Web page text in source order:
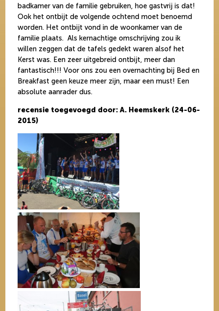
badkamer van de familie gebruiken, hoe gastvrij is dat!
Ook het ontbijt de volgende ochtend moet benoemd
worden. Het ontbijt vond in de woonkamer van de
familie plaats. Als kernachtige omschrijving zou ik
willen zeggen dat de tafels gedekt waren alsof het
Kerst was. Een zeer uitgebreid ontbijt, meer dan
fantastisch!!! Voor ons zou een overnachting bij Bed en
Breakfast geen keuze meer zijn, maar een must! Een
absolute aanrader dus.
recensie toegevoegd door: A. Heemskerk (24-06-
2015)